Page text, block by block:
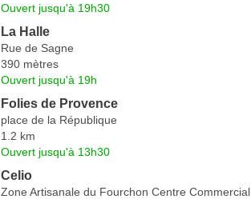
Ouvert jusqu'à 19h30
La Halle
Rue de Sagne
390 mètres
Ouvert jusqu'à 19h
Folies de Provence
place de la République
1.2 km
Ouvert jusqu'à 13h30
Celio
Zone Artisanale du Fourchon Centre Commercial